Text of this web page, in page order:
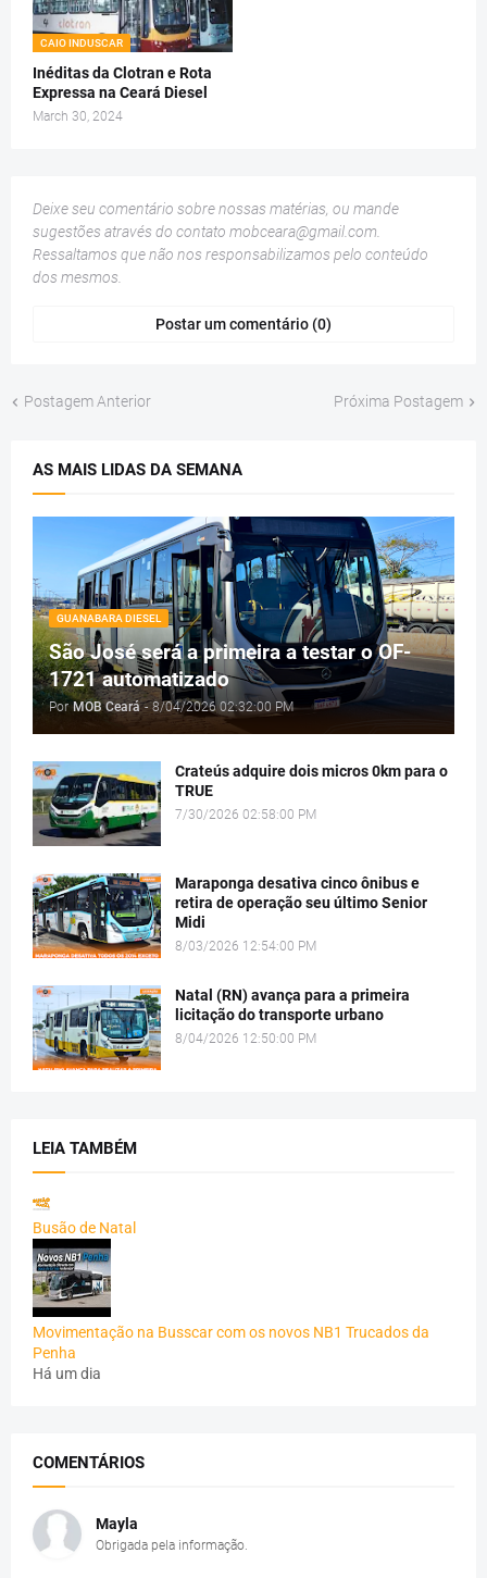
CAIO INDUSCAR
Inéditas da Clotran e Rota
Expressa na Ceará Diesel
March 30, 2024
Deixe seu comentário sobre nossas matérias, ou mande
sugestões através do contato mobceara@gmail.com.
Ressaltamos que não nos responsabilizamos pelo conteúdo
dos mesmos.
Postar um comentário (0)
Postagem Anterior Próxima Postagem
AS MAIS LIDAS DA SEMANA
GUANABARA DIESEL
São José será a primeira a testar o OF-
1721 automatizado
Por MOB Ceará - 8/04/2026 02:32:00 PM
Crateús adquire dois micros 0km para o
TRUE
7/30/2026 02:58:00 PM
Maraponga desativa cinco ônibus e
retira de operação seu último Senior
Midi
8/03/2026 12:54:00 PM
Natal (RN) avança para a primeira
licitação do transporte urbano
8/04/2026 12:50:00 PM
LEIA TAMBÉM
Busão de Natal
Movimentação na Busscar com os novos NB1 Trucados da
Penha
Há um dia
COMENTÁRIOS
Mayla
Obrigada pela informação.